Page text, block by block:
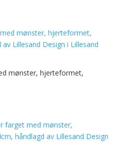
mønster, hjerteformet,